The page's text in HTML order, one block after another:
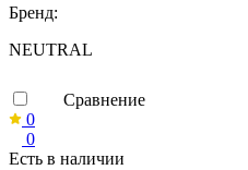
Бренд:
NEUTRAL
Сравнение
0
0
Есть в наличии